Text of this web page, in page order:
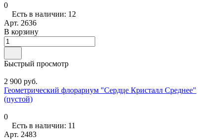
0
Есть в наличии: 12
Арт. 2636
В корзину
Быстрый просмотр
2 900 руб.
Геометрический флорариум "Сердце Кристалл Среднее"
(пустой)
0
Есть в наличии: 11
Арт. 2483